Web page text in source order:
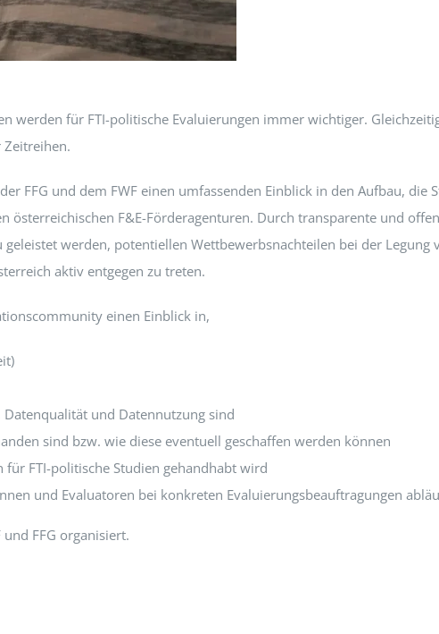
werden für FTI-politische Evaluierungen immer wichtiger.
FFG und dem FWF einen umfassenden Einblick in den Aufbau, die
F&E-Förderagenturen. Durch transparente und
werden, potentiellen Wettbewerbsnachteilen bei der Legung
aktiv entgegen zu treten.
einen Einblick in,
und Datennutzung sind
sind bzw. wie diese eventuell geschaffen werden können
FTI-politische Studien gehandhabt wird
und Evaluatoren bei konkreten Evaluierungsbeauftragungen
FFG organisiert.